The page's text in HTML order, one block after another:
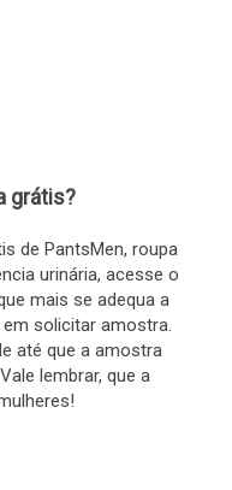
grátis?
de PantsMen, roupa
urinária, acesse o
mais se adequa a
solicitar amostra.
até que a amostra
lembrar, que a